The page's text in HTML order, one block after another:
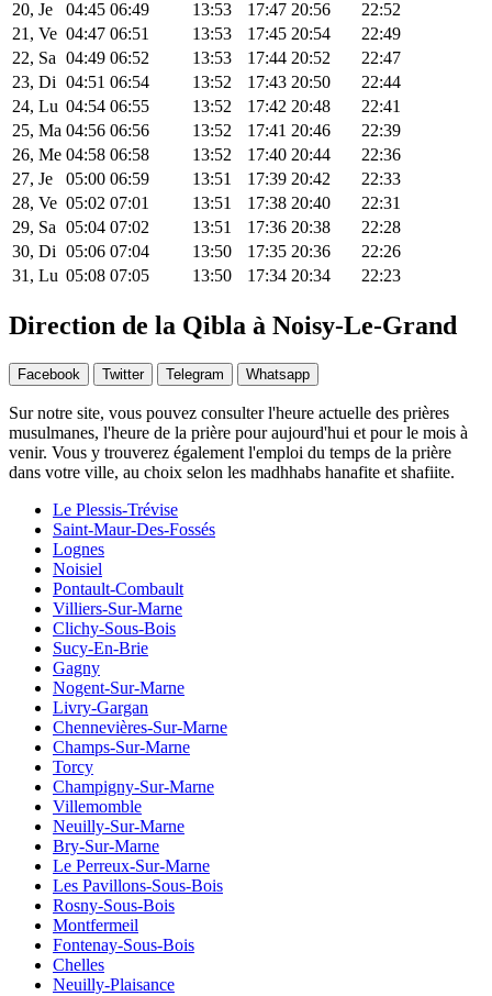
20, Je
04:45 06:49 13:53 17:47 20:56
22:52
21, Ve 04:47 06:51 13:53 17:45 20:54
22:49
22, Sa 04:49 06:52 13:53 17:44 20:52
22:47
23, Di 04:51 06:54 13:52 17:43 20:50
22:44
24, Lu 04:54 06:55 13:52 17:42 20:48
22:41
25, Ma 04:56 06:56 13:52 17:41 20:46
22:39
26, Me 04:58 06:58 13:52 17:40 20:44
22:36
27, Je
05:00 06:59 13:51 17:39 20:42
22:33
28, Ve 05:02 07:01 13:51 17:38 20:40
22:31
29, Sa 05:04 07:02 13:51 17:36 20:38
22:28
30, Di 05:06 07:04 13:50 17:35 20:36
22:26
31, Lu 05:08 07:05 13:50 17:34 20:34 22:23
Direction de la Qibla à Noisy-Le-Grand
Facebook Twitter Telegram Whatsapp
Sur notre site, vous pouvez consulter l'heure actuelle des prières
musulmanes, l'heure de la prière pour aujourd'hui et pour le mois à
venir. Vous y trouverez également l'emploi du temps de la prière
dans votre ville, au choix selon les madhhabs hanafite et shafiite.
Le Plessis-Trévise
Saint-Maur-Des-Fossés
Lognes
Noisiel
Pontault-Combault
Villiers-Sur-Marne
Clichy-Sous-Bois
Sucy-En-Brie
Gagny
Nogent-Sur-Marne
Livry-Gargan
Chennevières-Sur-Marne
Champs-Sur-Marne
Torcy
Champigny-Sur-Marne
Villemomble
Neuilly-Sur-Marne
Bry-Sur-Marne
Le Perreux-Sur-Marne
Les Pavillons-Sous-Bois
Rosny-Sous-Bois
Montfermeil
Fontenay-Sous-Bois
Chelles
Neuilly-Plaisance